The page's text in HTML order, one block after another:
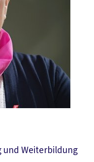
und Weiterbildung